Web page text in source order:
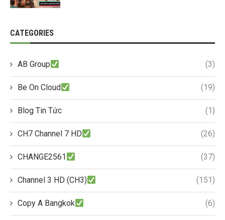
CATEGORIES
AB Group (3)
Be On Cloud (19)
Blog Tin Tức (1)
CH7 Channel 7 HD (26)
CHANGE2561 (37)
Channel 3 HD (CH3) (151)
Copy A Bangkok (6)